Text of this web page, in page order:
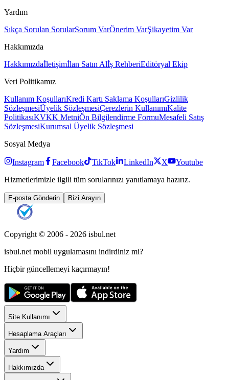
Yardım
Sıkça Sorulan SorularSorum VarÖnerim VarŞikayetim Var
Hakkımızda
Hakkımızdaİletişimİlan Satın Alİş RehberiEditöryal Ekip
Veri Politikamız
Kullanım KoşullarıKredi Kartı Saklama KoşullarıGizlilik
SözleşmesiÜyelik SözleşmesiÇerezlerin KullanımıKalite
PolitikasıKVKK MetniÖn Bilgilendirme FormuMesafeli Satış
SözleşmesiKurumsal Üyelik Sözleşmesi
Sosyal Medya
Instagram Facebook TikTok LinkedIn X
Youtube
Hizmetlerimizle ilgili tüm sorularınızı yanıtlamaya hazırız.
E-posta Gönderin Bizi Arayın
Copyright © 2006 - 2026 isbul.net
isbul.net mobil uygulamasını indirdiniz mi?
Hiçbir güncellemeyi kaçırmayın!
Site Kullanımı
Hesaplama Araçları
Yardım
Hakkımızda